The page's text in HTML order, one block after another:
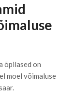
õpilased on
moel võimaluse